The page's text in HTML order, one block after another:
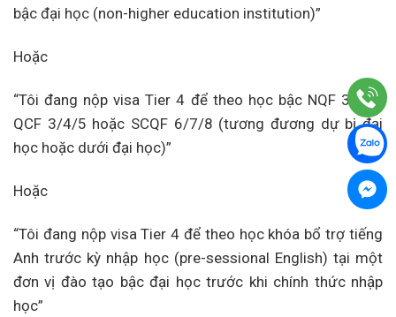
bậc đại học (non-higher education institution)”
Hoặc
“Tôi đang nộp visa Tier 4 để theo học bậc NQF 3/4/5,
QCF 3/4/5 hoặc SCQF 6/7/8 (tương đương dự bị đại
học hoặc dưới đại học)”
Hoặc
“Tôi đang nộp visa Tier 4 để theo học khóa bổ trợ tiếng
Anh trước kỳ nhập học (pre-sessional English) tại một
đơn vị đào tạo bậc đại học trước khi chính thức nhập
học”